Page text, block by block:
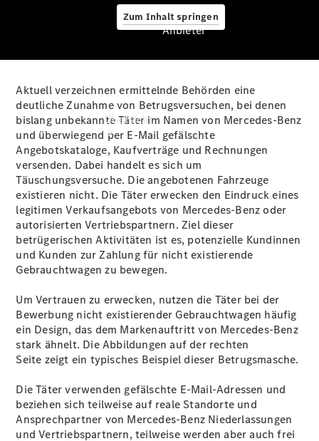
Zum Inhalt springen
Anbieter
Übersicht
Startseite
Ansprechpartner
finden
Beratung
vereinbaren
Servicetermin
buchen
Probefahrt
vereinbaren
Konfigurator
Modellübersicht
Tel: +49 40
6941-0
Anbieter
Aktuell verzeichnen ermittelnde Behörden eine
deutliche Zunahme von Betrugsversuchen, bei denen
bislang unbekannte Täter im Namen von Mercedes-Benz
und überwiegend per E‑Mail gefälschte
Angebotskataloge, Kaufverträge und Rechnungen
versenden. Dabei handelt es sich um
Täuschungsversuche. Die angebotenen Fahrzeuge
existieren nicht. Die Täter erwecken den Eindruck eines
legitimen Verkaufsangebots von Mercedes‑Benz oder
autorisierten Vertriebspartnern. Ziel dieser
betrügerischen Aktivitäten ist es, potenzielle Kundinnen
und Kunden zur Zahlung für nicht existierende
Gebrauchtwagen zu bewegen.
Um Vertrauen zu erwecken, nutzen die Täter bei der
Bewerbung nicht existierender Gebrauchtwagen häufig
ein Design, das dem Markenauftritt von Mercedes‑Benz
stark ähnelt. Die Abbildungen auf der rechten
Seite zeigt ein typisches Beispiel dieser Betrugsmasche.
Die Täter verwenden gefälschte E‑Mail‑Adressen und
beziehen sich teilweise auf reale Standorte und
Ansprechpartner von Mercedes‑Benz Niederlassungen
und Vertriebspartnern, teilweise werden aber auch frei